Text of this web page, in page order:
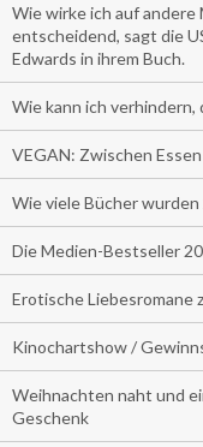
Wie wirke ich auf
entscheidend, sagt die
Edwards in ihrem Buch.
Wie kann ich verhindern,
VEGAN: Zwischen
Wie viele Bücher
Die Medien-Bestseller
Erotische Liebesromane
Kinochartshow /
Weihnachten naht und
Geschenk